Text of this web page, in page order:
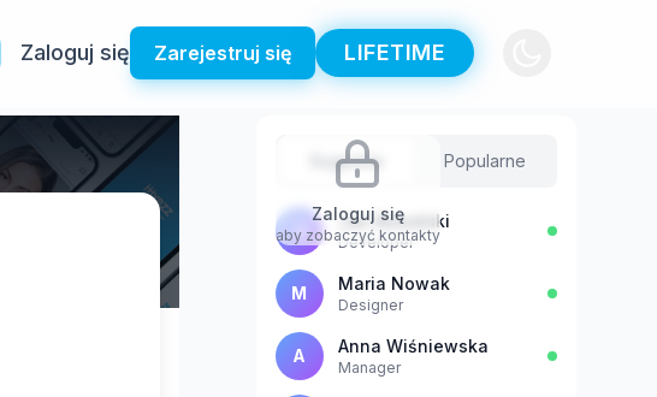
Zaloguj się Zarejestruj się LIFETIME
Zaloguj się
aby zobaczyć kontakty
Sugestie Popularne
J Jan Kowalski
Developer
M Maria Nowak
Designer
A Anna Wiśniewska
Manager